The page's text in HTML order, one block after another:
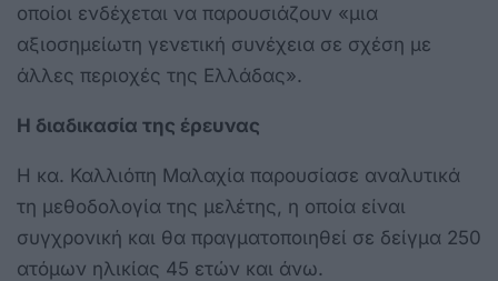
οποίοι ενδέχεται να παρουσιάζουν «μια
αξιοσημείωτη γενετική συνέχεια σε σχέση με
άλλες περιοχές της Ελλάδας».
Η διαδικασία της έρευνας
Η κα. Καλλιόπη Μαλαχία παρουσίασε αναλυτικά
τη μεθοδολογία της μελέτης, η οποία είναι
συγχρονική και θα πραγματοποιηθεί σε δείγμα 250
ατόμων ηλικίας 45 ετών και άνω.